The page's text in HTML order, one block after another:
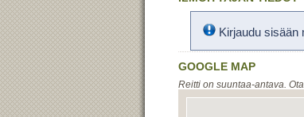
Kirjaudu sisään
GOOGLE MAP
Reitti on suuntaa-antava.